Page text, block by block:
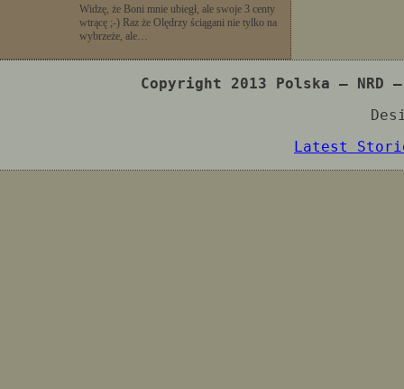
Widzę, że Boni mnie ubiegł, ale swoje 3 centy
wtrącę ;-) Raz że Olędrzy ściągani nie tylko na
wybrzeże, ale…
Copyright 2013 Polska –
Latest